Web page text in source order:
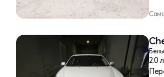
2.0